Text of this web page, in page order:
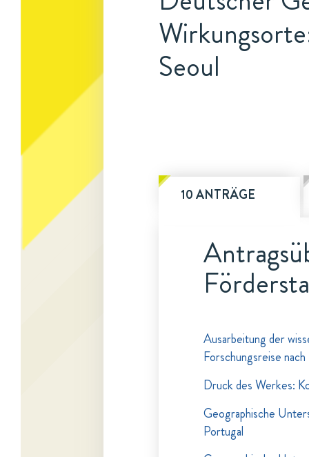
Seoul
10 ANTRÄGE
Ausarbeitung der
Forschungsreise
Druck des Werkes:
Geographische
Portugal